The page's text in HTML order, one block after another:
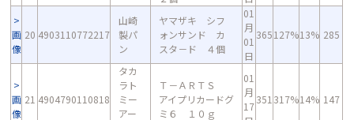
画
像
20 4903110772217
山崎
製パ
ン
ヤマザキ シフ
ォンサンド カ
スタ－ド ４個
01
月
01
日
365127%13% 285
画
像
21 4904790110818
タカ
ラト
ミー
アー
Ｔ－ＡＲＴＳ
アイプリカードグ
ミ６ １０ｇ
01
月
17
351 317%14% 147